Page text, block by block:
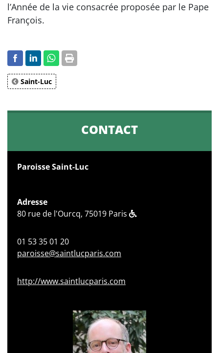
l’Année de la vie consacrée proposée par le Pape
François.
Saint-Luc
CONTACT
Paroisse Saint-Luc
Adresse
80 rue de l'Ourcq, 75019 Paris
01 53 35 01 20
paroisse@saintlucparis.com
http://www.saintlucparis.com